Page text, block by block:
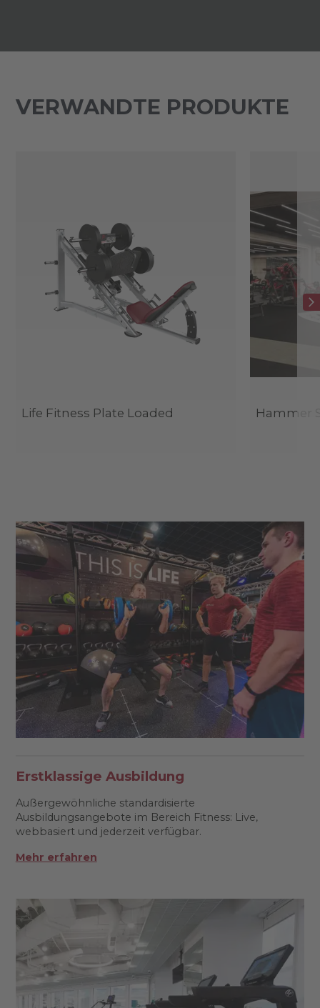
VERWANDTE PRODUKTE
Life Fitness Plate Loaded Hammer
Erstklassige Ausbildung
Außergewöhnliche standardisierte
Ausbildungsangebote im Bereich Fitness: Live,
webbasiert und jederzeit verfügbar.
Mehr erfahren